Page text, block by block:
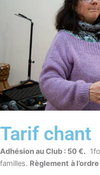
Tarif chant
Adhésion au Club : 50 €.
familles. Règlement à